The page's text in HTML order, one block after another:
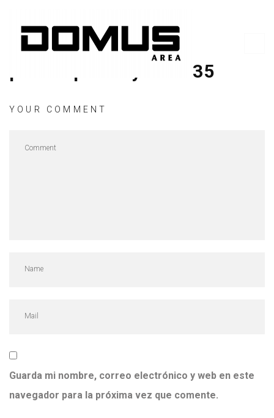
pexels-pixabay-462235
YOUR COMMENT
Guarda mi nombre, correo electrónico y web en este
navegador para la próxima vez que comente.